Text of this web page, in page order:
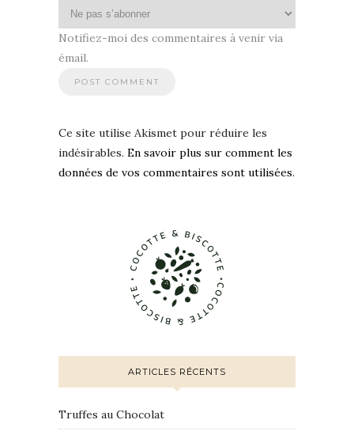
Notifiez-moi des commentaires à venir via
émail.
Ce site utilise Akismet pour réduire les
indésirables. En savoir plus sur comment les
données de vos commentaires sont utilisées.
ARTICLES RÉCENTS
Truffes au Chocolat